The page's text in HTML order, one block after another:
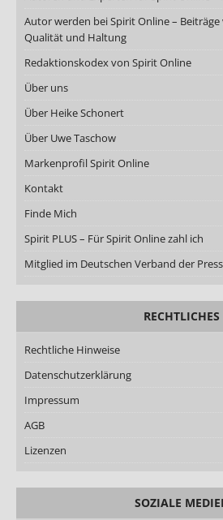
Autor werden bei Spirit Online –
Qualität und Haltung
Redaktionskodex von Spirit Online
Über uns
Über Heike Schonert
Über Uwe Taschow
Markenprofil Spirit Online
Kontakt
Finde Mich
Spirit PLUS – Für Spirit Online zahl ich
Mitglied im Deutschen Verband der
RECHTLICHES
Rechtliche Hinweise
Datenschutzerklärung
Impressum
AGB
Lizenzen
SOZIALE